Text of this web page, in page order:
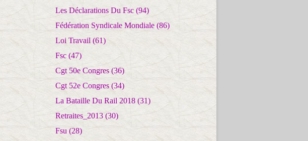
Les Déclarations Du Fsc (94)
Fédération Syndicale Mondiale (86)
Loi Travail (61)
Fsc (47)
Cgt 50e Congres (36)
Cgt 52e Congres (34)
La Bataille Du Rail 2018 (31)
Retraites_2013 (30)
Fsu (28)